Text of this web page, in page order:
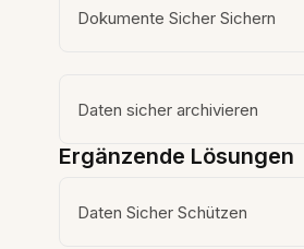
Dokumente Sicher Sichern
Daten sicher archivieren
Ergänzende Lösungen
Daten Sicher Schützen